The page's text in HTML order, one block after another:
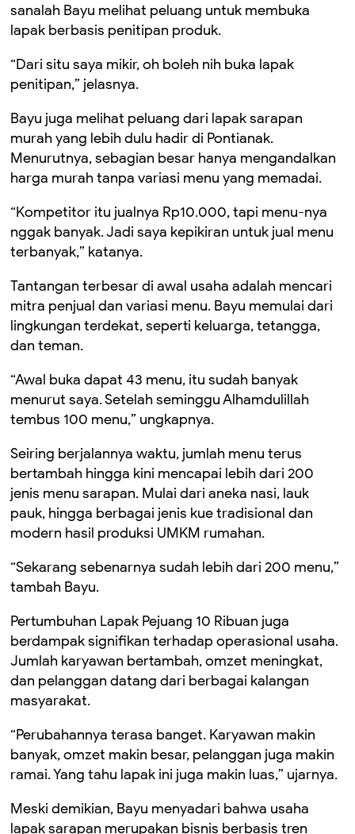
sanalah Bayu melihat peluang untuk membuka
lapak berbasis penitipan produk.
“Dari situ saya mikir, oh boleh nih buka lapak
penitipan,” jelasnya.
Bayu juga melihat peluang dari lapak sarapan
murah yang lebih dulu hadir di Pontianak.
Menurutnya, sebagian besar hanya mengandalkan
harga murah tanpa variasi menu yang memadai.
“Kompetitor itu jualnya Rp10.000, tapi menu-nya
nggak banyak. Jadi saya kepikiran untuk jual menu
terbanyak,” katanya.
Tantangan terbesar di awal usaha adalah mencari
mitra penjual dan variasi menu. Bayu memulai dari
lingkungan terdekat, seperti keluarga, tetangga,
dan teman.
“Awal buka dapat 43 menu, itu sudah banyak
menurut saya. Setelah seminggu Alhamdulillah
tembus 100 menu,” ungkapnya.
Seiring berjalannya waktu, jumlah menu terus
bertambah hingga kini mencapai lebih dari 200
jenis menu sarapan. Mulai dari aneka nasi, lauk
pauk, hingga berbagai jenis kue tradisional dan
modern hasil produksi UMKM rumahan.
“Sekarang sebenarnya sudah lebih dari 200 menu,”
tambah Bayu.
Pertumbuhan Lapak Pejuang 10 Ribuan juga
berdampak signifikan terhadap operasional usaha.
Jumlah karyawan bertambah, omzet meningkat,
dan pelanggan datang dari berbagai kalangan
masyarakat.
“Perubahannya terasa banget. Karyawan makin
banyak, omzet makin besar, pelanggan juga makin
ramai. Yang tahu lapak ini juga makin luas,” ujarnya.
Meski demikian, Bayu menyadari bahwa usaha
lapak sarapan merupakan bisnis berbasis tren